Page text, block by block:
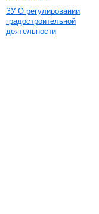
ЗУ О регулировании
градостроительной
деятельности